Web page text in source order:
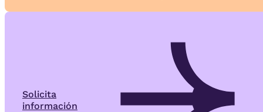
Solicita
información